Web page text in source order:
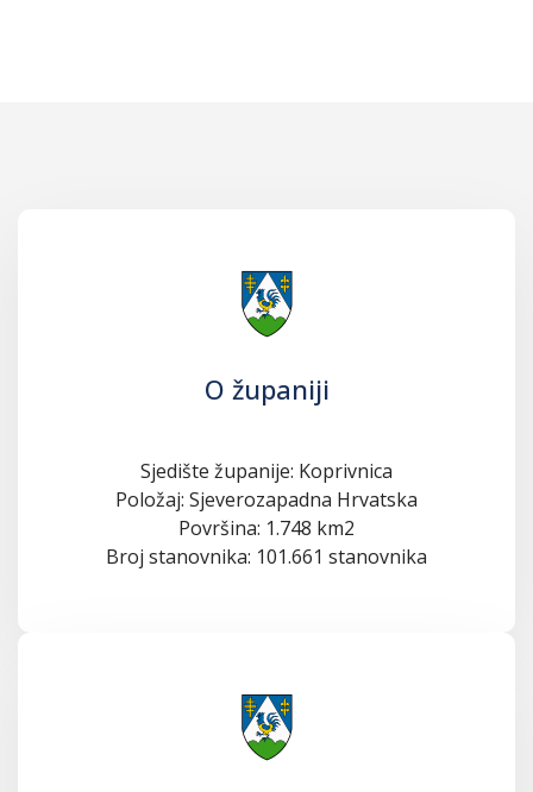
O županiji
Sjedište županije: Koprivnica
Položaj: Sjeverozapadna Hrvatska
Površina: 1.748 km2
Broj stanovnika: 101.661 stanovnika